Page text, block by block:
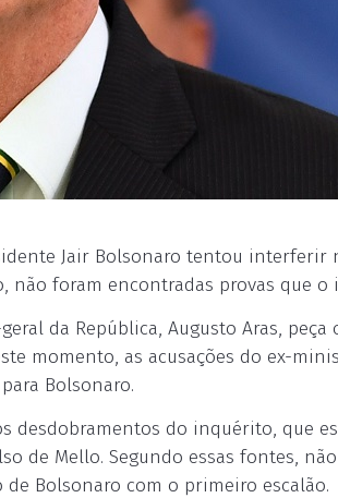
Jair Bolsonaro tentou interferir
não foram encontradas provas que o
da República, Augusto Aras, peça
momento, as acusações do ex-
Bolsonaro.
desdobramentos do inquérito, que
de Mello. Segundo essas fontes,
de Bolsonaro com o primeiro escalão.